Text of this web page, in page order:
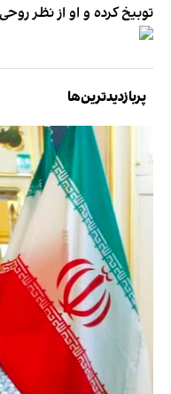
توبیخ کرده و او از نظر
پربازدیدترین‌ها